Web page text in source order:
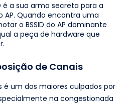
é a sua arma secreta para a
Quando encontra uma
o BSSID do AP dominante
a peça de hardware que
de Canais
é um dos maiores culpados por
na congestionada